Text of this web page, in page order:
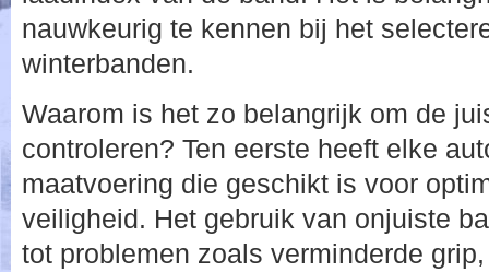
nauwkeurig te kennen bij het
winterbanden.
Waarom is het zo belangrijk om de
controleren? Ten eerste heeft elke
maatvoering die geschikt is voor
veiligheid. Het gebruik van onjuiste
tot problemen zoals verminderde